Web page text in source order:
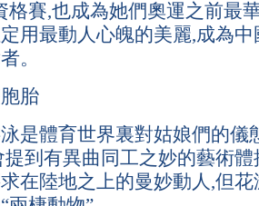
格賽,也成為她們奧運之前最
用最動人心魄的美麗,成為
。
胎
體育世界裏對姑娘們的儀
到有異曲同工之妙的藝術體
在陸地之上的曼妙動人,但